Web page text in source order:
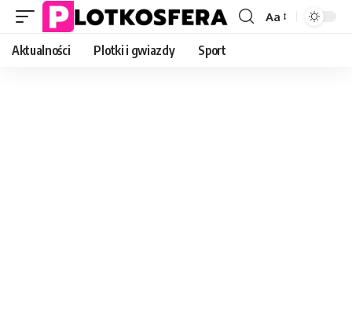
Font
Aa
Aktualności Plotki i gwiazdy Sport